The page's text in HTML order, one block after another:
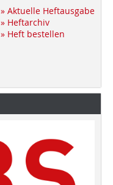
» Aktuelle Heftausgabe
» Heftarchiv
» Heft bestellen